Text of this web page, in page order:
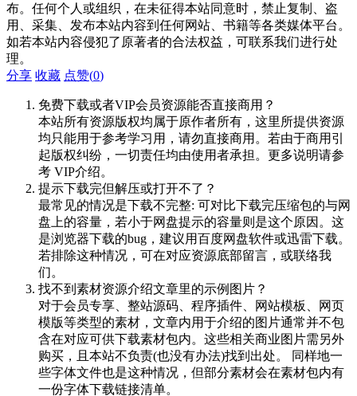
布。任何个人或组织，在未征得本站同意时，禁止复制、盗
用、采集、发布本站内容到任何网站、书籍等各类媒体平台。
如若本站内容侵犯了原著者的合法权益，可联系我们进行处
理。
分享 收藏 点赞(0)
免费下载或者VIP会员资源能否直接商用？
本站所有资源版权均属于原作者所有，这里所提供资源
均只能用于参考学习用，请勿直接商用。若由于商用引
起版权纠纷，一切责任均由使用者承担。更多说明请参
考 VIP介绍。
提示下载完但解压或打开不了？
最常见的情况是下载不完整: 可对比下载完压缩包的与网
盘上的容量，若小于网盘提示的容量则是这个原因。这
是浏览器下载的bug，建议用百度网盘软件或迅雷下载。
若排除这种情况，可在对应资源底部留言，或联络我
们。
找不到素材资源介绍文章里的示例图片？
对于会员专享、整站源码、程序插件、网站模板、网页
模版等类型的素材，文章内用于介绍的图片通常并不包
含在对应可供下载素材包内。这些相关商业图片需另外
购买，且本站不负责(也没有办法)找到出处。 同样地一
些字体文件也是这种情况，但部分素材会在素材包内有
一份字体下载链接清单。